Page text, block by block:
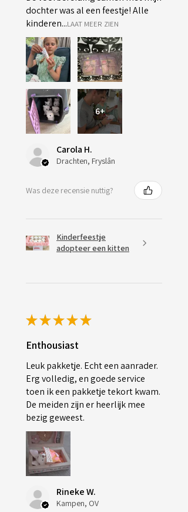
dochter was al een feestje! Alle
kinderen...LAAT MEER ZIEN
6+
Carola H.
Drachten, Fryslân
Was deze recensie nuttig?
Kinderfeestje
adopteer een kitten
★★★★★
Enthousiast
Leuk pakketje. Echt een aanrader.
Erg volledig, en goede service
toen ik een pakketje tekort kwam.
De meiden zijn er heerlijk mee
bezig geweest.
Rineke W.
Kampen, OV